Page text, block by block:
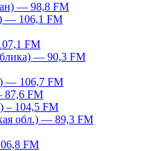
— 98,8 FM
— 106,1 FM
FM
— 90,3 FM
— 106,7 FM
87,6 FM
– 104,5 FM
обл.) — 89,3 FM
FM